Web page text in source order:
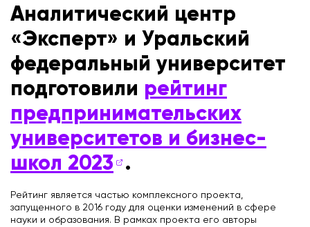
Аналитический центр
«Эксперт» и Уральский
федеральный университет
подготовили рейтинг
предпринимательских
университетов и бизнес-
школ 2023 .
Рейтинг является частью комплексного проекта,
запущенного в 2016 году для оценки изменений в сфере
науки и образования. В рамках проекта его авторы